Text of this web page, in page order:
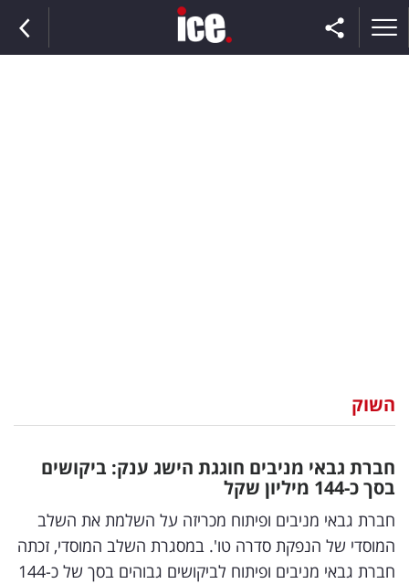
וצרכנות
דיגיטל
וטק
שיווק
השוק
חברת גבאי מניבים חוגגת הישג ענק: ביקושים
בסך כ-144 מיליון שקל
חברת גבאי מניבים ופיתוח מכריזה על השלמת את השלב
המוסדי של הנפקת סדרה טו'. במסגרת השלב המוסדי, זכתה
חברת גבאי מניבים ופיתוח לביקושים גבוהים בסך של כ-144